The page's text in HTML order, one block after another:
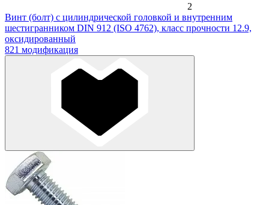
2
Винт (болт) с цилиндрической головкой и внутренним
шестигранником DIN 912 (ISO 4762), класс прочности 12.9,
оксидированный
821 модификация